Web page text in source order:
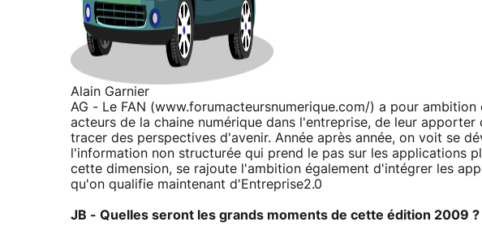
Alain Garnier
AG - Le FAN (www.forumacteursnumerique.com/) a pour
acteurs de la chaine numérique dans l'entreprise, de leur
tracer des perspectives d'avenir. Année après année, on voit se
l'information non structurée qui prend le pas sur les applications
cette dimension, se rajoute l'ambition également d'intégrer les
qu'on qualifie maintenant d'Entreprise2.0
JB - Quelles seront les grands moments de cette édition 2009 ?